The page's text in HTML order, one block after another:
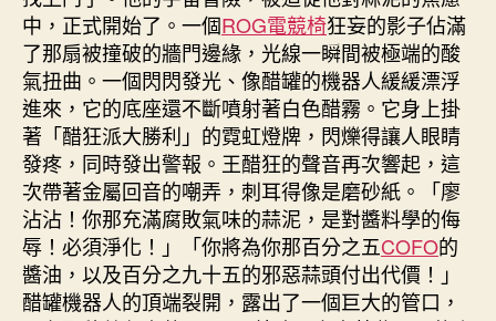
中，正式開始了。一個ROG電競椅狂妄的影子佔滿
了那扇被撞破的牆門邊緣，光線一瞬間被極端的酸
氣扭曲。一個閃閃發光、像醋罐的機器人緩緩漂浮
進來，它的底座還不斷噴射著白色醋霧。它身上掛
著「醋狂派大勝利」的霓虹燈牌，閃爍得讓人眼睛
發疼，同時發出警報。王醋狂的聲音再次響起，這
次帶著金屬回音的嘲弄，刺耳得像是磨砂紙。「廖
沾沾！你那充滿腐敗氣味的蒜泥，是對醬料學的侮
辱！必須淨化！」「你將為你那百分之五COFO的
醬油，以及百分之九十五的邪惡蒜頭付出代價！」
醋罐機器人的頂端裂開，露出了一個巨大的管口，